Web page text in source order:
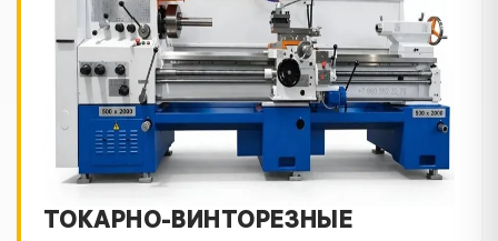
ТОКАРНО-ВИНТОРЕЗНЫЕ